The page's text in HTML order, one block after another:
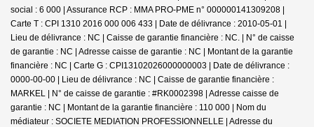
social : 6 000 | Assurance RCP : MMA PRO-PME n° 000000141309208 |
Carte T : CPI 1310 2016 000 006 433 | Date de délivrance : 2010-05-01 |
Lieu de délivrance : NC | Caisse de garantie financière : NC. | N° de caisse
de garantie : NC | Adresse caisse de garantie : NC | Montant de la garantie
financière : NC | Carte G : CPI13102026000000003 | Date de délivrance :
0000-00-00 | Lieu de délivrance : NC | Caisse de garantie financière :
MARKEL | N° de caisse de garantie : #RK0002398 | Adresse caisse de
garantie : NC | Montant de la garantie financière : 110 000 | Nom du
médiateur : SOCIETE MEDIATION PROFESSIONNELLE | Adresse du